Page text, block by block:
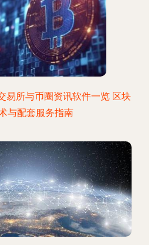
易所与币圈资讯软件一览 区块
与配套服务指南